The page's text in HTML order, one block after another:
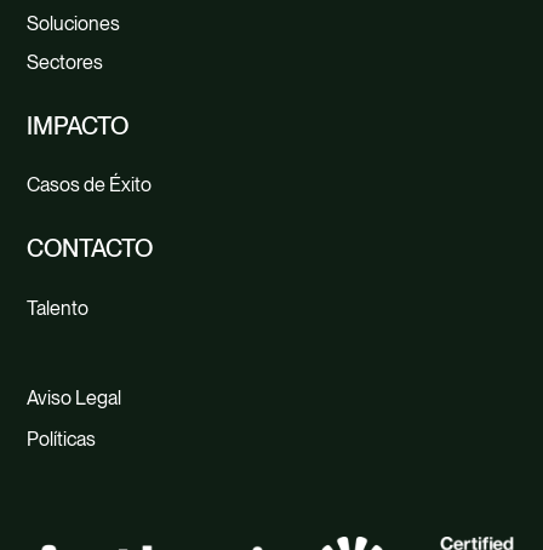
Soluciones
Sectores
IMPACTO
Casos de Éxito
CONTACTO
Talento
Aviso Legal
Políticas